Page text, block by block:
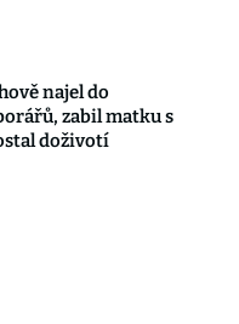
najel do
zabil matku s
doživotí